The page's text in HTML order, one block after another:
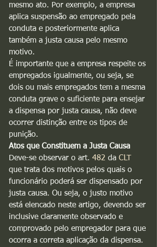
mesmo ato. Por exemplo, a empresa
aplica suspensão ao empregado pela
conduta e posteriormente aplica
também a justa causa pelo mesmo
motivo.
É importante que a empresa respeite os
empregados igualmente, ou seja, se
dois ou mais empregados tem a mesma
conduta grave o suficiente para ensejar
a dispensa por justa causa, não deve
ocorrer distinção entre os tipos de
punição.
Atos que Constituem a Justa Causa
Deve-se observar o art. 482 da CLT
que trata dos motivos pelos quais o
funcionário poderá ser dispensado por
justa causa. Ou seja, o justo motivo
está elencado neste artigo, devendo ser
inclusive claramente observado e
comprovado pelo empregador para que
ocorra a correta aplicação da dispensa.